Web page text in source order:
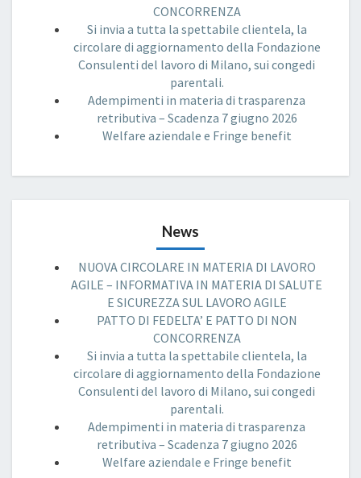
CONCORRENZA
Si invia a tutta la spettabile clientela, la
circolare di aggiornamento della Fondazione
Consulenti del lavoro di Milano, sui congedi
parentali.
Adempimenti in materia di trasparenza
retributiva – Scadenza 7 giugno 2026
Welfare aziendale e Fringe benefit
News
NUOVA CIRCOLARE IN MATERIA DI LAVORO
AGILE – INFORMATIVA IN MATERIA DI SALUTE
E SICUREZZA SUL LAVORO AGILE
PATTO DI FEDELTA’ E PATTO DI NON
CONCORRENZA
Si invia a tutta la spettabile clientela, la
circolare di aggiornamento della Fondazione
Consulenti del lavoro di Milano, sui congedi
parentali.
Adempimenti in materia di trasparenza
retributiva – Scadenza 7 giugno 2026
Welfare aziendale e Fringe benefit